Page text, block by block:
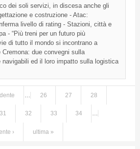
dei soli servizi , in discesa anche gli
e costruzione- Atac:
livello di rating - Stazioni cittàe
- “Più treni per un futuro più
di tutto il mondo si incontranoa
Cremona: due convegni sulla
navigabili ed il loro impatto sulla logistica
26 27 28
31 32 33 34 …
› ultima »